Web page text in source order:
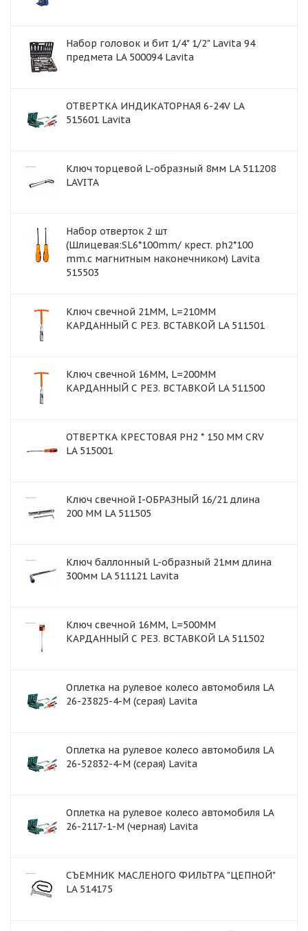
Набор головок и бит 1/4" 1/2" Lavita 94
предмета LA 500094 Lavita
ОТВЕРТКА ИНДИКАТОРНАЯ 6-24V LA
515601 Lavita
Ключ торцевой L-образный 8мм LA 511208
LAVITA
Набор отверток 2 шт
(Шлицевая:SL6*100mm/ крест. ph2*100
mm.с магнитным наконечником) Lavita
515503
Ключ свечной 21ММ, L=210MM
КАРДАННЫЙ С РЕЗ. ВСТАВКОЙ LA 511501
Ключ свечной 16ММ, L=200MM
КАРДАННЫЙ С РЕЗ. ВСТАВКОЙ LA 511500
ОТВЕРТКА КРЕСТОВАЯ PH2 * 150 ММ CRV
LA 515001
Ключ свечной I-ОБРАЗНЫЙ 16/21 длина
200 ММ LA 511505
Ключ баллонный L-образный 21мм длина
300мм LA 511121 Lavita
Ключ свечной 16ММ, L=500MM
КАРДАННЫЙ С РЕЗ. ВСТАВКОЙ LA 511502
Оплетка на рулевое колесо автомобиля LA
26-23825-4-M (серая) Lavita
Оплетка на рулевое колесо автомобиля LA
26-52832-4-M (серая) Lavita
Оплетка на рулевое колесо автомобиля LA
26-2117-1-M (черная) Lavita
СЪЕМНИК МАСЛЕНОГО ФИЛЬТРА "ЦЕПНОЙ"
LA 514175